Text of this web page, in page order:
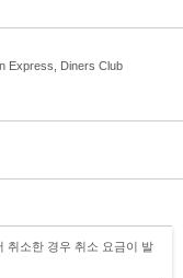
Express, Diners Club
취소한 경우 취소 요금이 발